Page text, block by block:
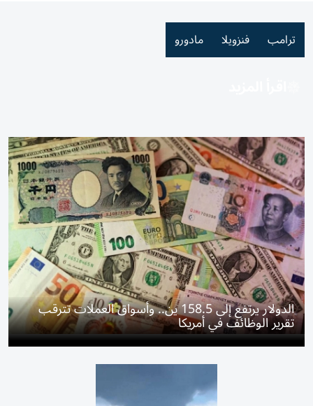
ترامب فنزويلا مادورو
الدولار يرتفع إلى 158.5 ين.. وأسواق العملات تترقب
تقرير الوظائف في أمريكا